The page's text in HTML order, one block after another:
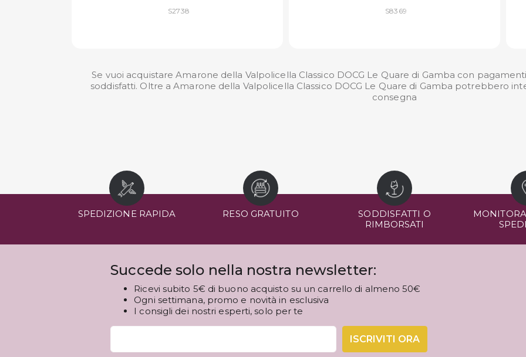
S2738
S8369
Se vuoi acquistare Amarone della Valpolicella Classico DOCG Le Quare di Gamba con
soddisfatti. Oltre a Amarone della Valpolicella Classico DOCG Le Quare di Gamba potrebbero
consegna
SPEDIZIONE RAPIDA RESO GRATUITO
SODDISFATTI O
RIMBORSATI
Succede solo nella nostra newsletter:
Ricevi subito 5€ di buono acquisto su un carrello di almeno 50€
Ogni settimana, promo e novità in esclusiva
I consigli dei nostri esperti, solo per te
ISCRIVITI ORA